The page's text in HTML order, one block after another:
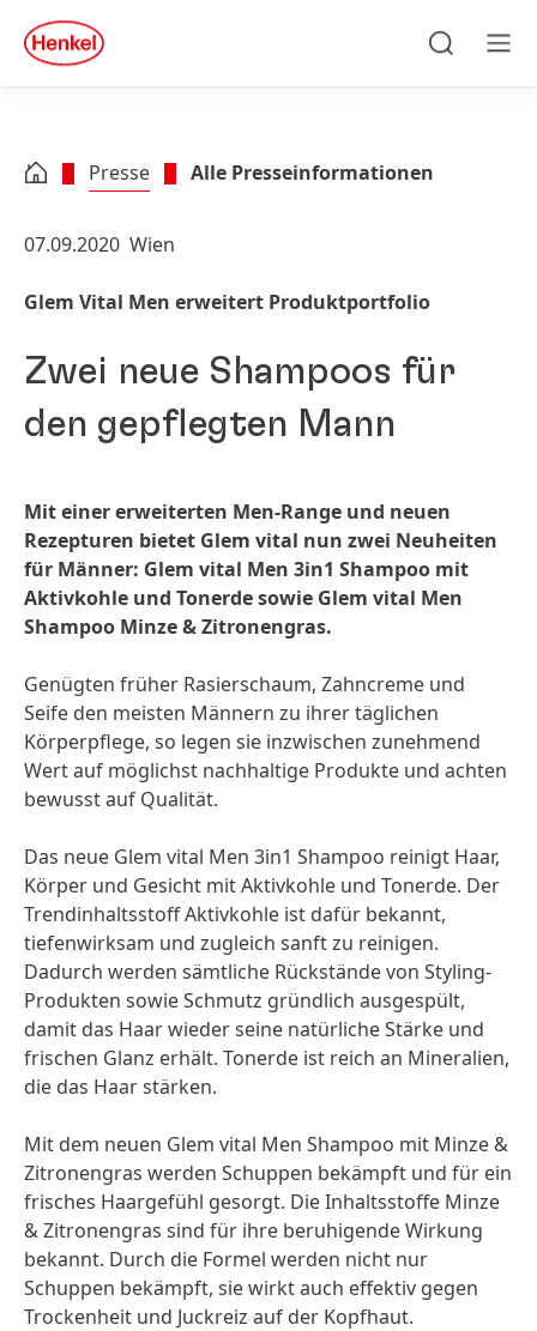
Zu Footer springen
quick
search
Presse Alle Presseinformationen
07.09.2020 Wien
Glem Vital Men erweitert Produktportfolio
Zwei neue Shampoos für
den gepflegten Mann
Mit einer erweiterten Men-Range und neuen
Rezepturen bietet Glem vital nun zwei Neuheiten
für Männer: Glem vital Men 3in1 Shampoo mit
Aktivkohle und Tonerde sowie Glem vital Men
Shampoo Minze & Zitronengras.
Genügten früher Rasierschaum, Zahncreme und
Seife den meisten Männern zu ihrer täglichen
Körperpflege, so legen sie inzwischen zunehmend
Wert auf möglichst nachhaltige Produkte und achten
bewusst auf Qualität.
Das neue Glem vital Men 3in1 Shampoo reinigt Haar,
Körper und Gesicht mit Aktivkohle und Tonerde. Der
Trendinhaltsstoff Aktivkohle ist dafür bekannt,
tiefenwirksam und zugleich sanft zu reinigen.
Dadurch werden sämtliche Rückstände von Styling-
Produkten sowie Schmutz gründlich ausgespült,
damit das Haar wieder seine natürliche Stärke und
frischen Glanz erhält. Tonerde ist reich an Mineralien,
die das Haar stärken.
Mit dem neuen Glem vital Men Shampoo mit Minze &
Zitronengras werden Schuppen bekämpft und für ein
frisches Haargefühl gesorgt. Die Inhaltsstoffe Minze
& Zitronengras sind für ihre beruhigende Wirkung
bekannt. Durch die Formel werden nicht nur
Schuppen bekämpft, sie wirkt auch effektiv gegen
Trockenheit und Juckreiz auf der Kopfhaut.